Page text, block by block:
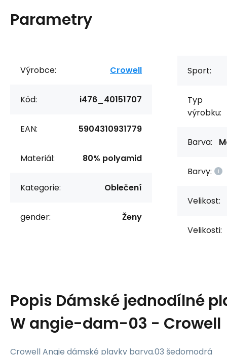
Parametry
Výrobce: Crowell
Kód: i476_40151707
EAN: 5904310931779
Materiál: 80% polyamid
Kategorie: Oblečení
gender: Ženy
Sport:
Typ
výrobku:
Barva:
Barvy:
Velikost:
Velikosti:
Popis Dámské jednodílné
W angie-dam-03 - Crowell
Crowell Angie dámské plavky barva.03 šedomodrá